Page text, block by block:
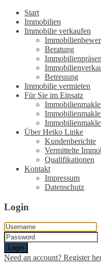
Start
Immobilien
Immobilie verkaufen
Beratung
Betreuung
Immobilie vermieten
Für Sie im Einsatz
Über Heiko Linke
Kundenberichte
Vermittelte
Qualifikationen
Kontakt
Impressum
Datenschutz
Login
Login
Need an account? Register